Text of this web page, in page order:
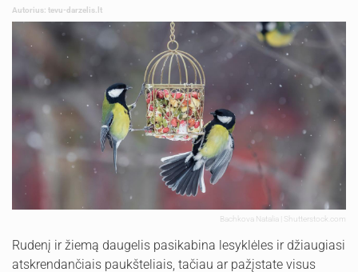
Autorius: tevu-darzelis.lt
Bachkova Natalia | Shutterstock.com
Rudenį ir žiemą daugelis pasikabina lesyklėles ir džiaugiasi
atskrendančiais paukšteliais, tačiau ar pažįstate visus